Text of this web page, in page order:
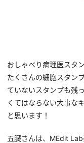
おしゃべり病理医スタ
たくさんの細胞スタン
ていないスタンプも残
くてはならない大事な
と思います！
五臓さんは、MEdit